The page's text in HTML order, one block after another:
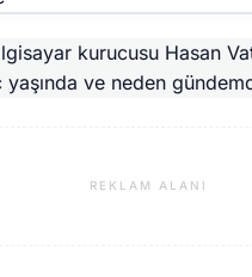
REKLAM ALANI